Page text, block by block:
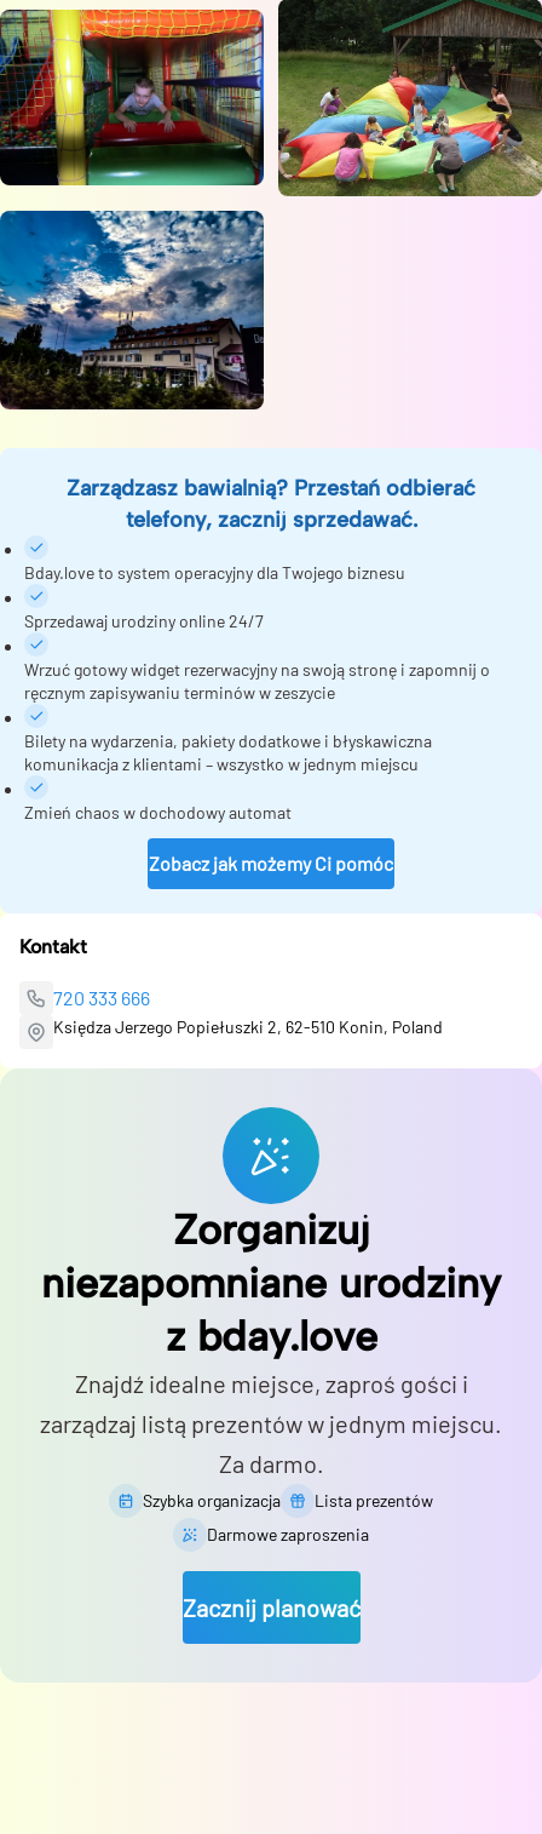
Zarządzasz bawialnią? Przestań odbierać
telefony, zacznij sprzedawać.
Bday.love to system operacyjny dla Twojego biznesu
Sprzedawaj urodziny online 24/7
Wrzuć gotowy widget rezerwacyjny na swoją stronę i zapomnij o
ręcznym zapisywaniu terminów w zeszycie
Bilety na wydarzenia, pakiety dodatkowe i błyskawiczna
komunikacja z klientami – wszystko w jednym miejscu
Zmień chaos w dochodowy automat
Zobacz jak możemy Ci pomóc
Kontakt
720 333 666
Księdza Jerzego Popiełuszki 2, 62-510 Konin, Poland
Zorganizuj
niezapomniane urodziny
z bday.love
Znajdź idealne miejsce, zaproś gości i
zarządzaj listą prezentów w jednym miejscu.
Za darmo.
Szybka organizacja
Lista prezentów
Darmowe zaproszenia
Zacznij planować